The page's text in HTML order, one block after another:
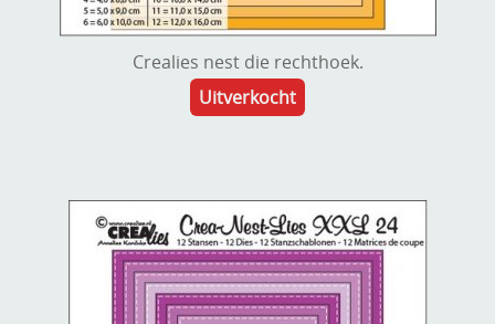
Crealies nest die rechthoek.
Uitverkocht